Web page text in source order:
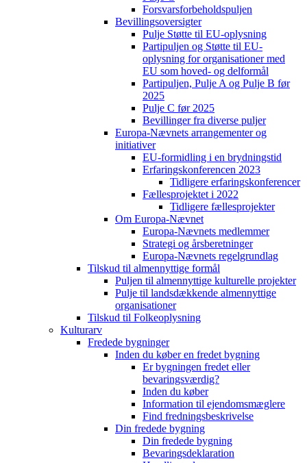
Forsvarsforbeholdspuljen
Bevillingsoversigter
Pulje Støtte til EU-oplysning
Partipuljen og Støtte til EU-
oplysning for organisationer med
EU som hoved- og delformål
Partipuljen, Pulje A og Pulje B før
2025
Pulje C før 2025
Bevillinger fra diverse puljer
Europa-Nævnets arrangementer og
initiativer
EU-formidling i en brydningstid
Erfaringskonferencen 2023
Tidligere erfaringskonferencer
Fællesprojektet i 2022
Tidligere fællesprojekter
Om Europa-Nævnet
Europa-Nævnets medlemmer
Strategi og årsberetninger
Europa-Nævnets regelgrundlag
Tilskud til almennyttige formål
Puljen til almennyttige kulturelle projekter
Pulje til landsdækkende almennyttige
organisationer
Tilskud til Folkeoplysning
Kulturarv
Fredede bygninger
Inden du køber en fredet bygning
Er bygningen fredet eller
bevaringsværdig?
Inden du køber
Information til ejendomsmæglere
Find fredningsbeskrivelse
Din fredede bygning
Din fredede bygning
Bevaringsdeklaration